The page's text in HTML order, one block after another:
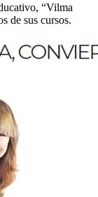
“Vilma
de sus cursos.